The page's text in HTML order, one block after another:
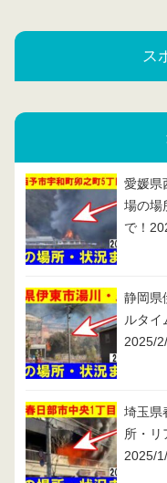
ス
愛媛県
場の場
で！
静岡県
ルタイ
2025/
埼玉県
所・リ
2025/